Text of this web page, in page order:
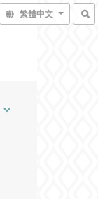
繁體中文